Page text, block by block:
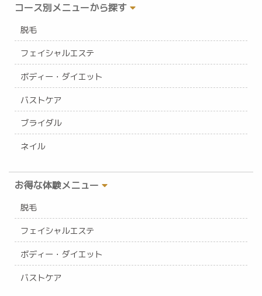
コース別メニューから探す
脱毛
フェイシャルエステ
ボディー・ダイエット
バストケア
ブライダル
ネイル
お得な体験メニュー
脱毛
フェイシャルエステ
ボディー・ダイエット
バストケア